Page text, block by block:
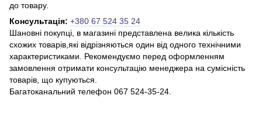
до товару.
Консультація: +380 67 524 35 24
Шановні покупці, в магазині представлена ​​велика кількість
схожих товарів,які відрізняються один від одного технічними
характеристиками. Рекомендуємо перед оформленням
замовлення отримати консультацію менеджера на сумісність
товарів, що купуються.
Багатоканальний телефон 067 524-35-24.